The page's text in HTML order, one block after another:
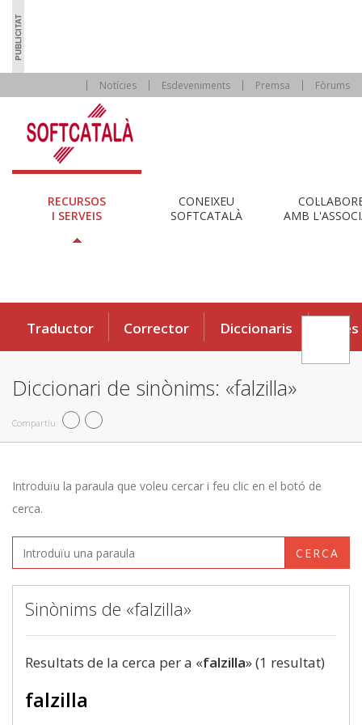
Notícies Esdeveniments Premsa Fòrums
RECURSOS
I SERVEIS
CONEIXEU
SOFTCATALÀ
AMB
Traductor Corrector Diccionaris Eines
Diccionari de sinònims: «falzilla»
Compartiu
Introduïu la paraula que voleu cercar i feu clic en el botó de
cerca.
CERCA
Sinònims de «falzilla»
Resultats de la cerca per a «falzilla» (1 resultat)
falzilla